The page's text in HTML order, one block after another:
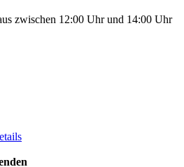
zwischen 12:00 Uhr und 14:00 Uhr